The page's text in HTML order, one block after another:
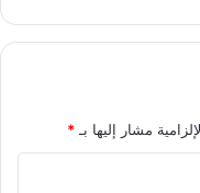
مشار إليها بـ *